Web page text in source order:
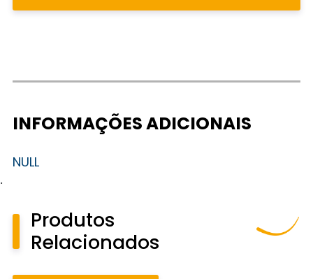
INFORMAÇÕES ADICIONAIS
NULL
.
Produtos
Relacionados